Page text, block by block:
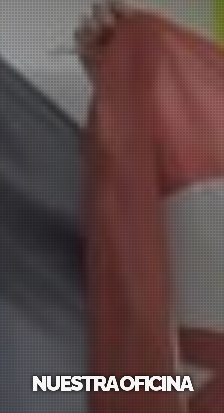
NUESTRA OFICINA